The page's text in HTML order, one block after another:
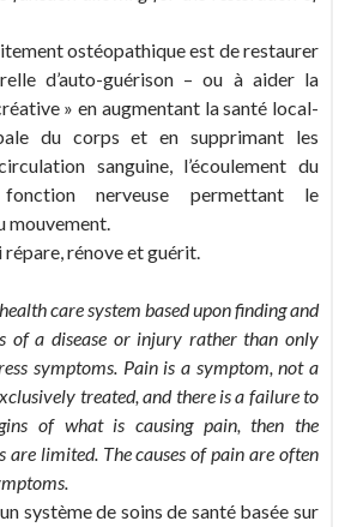
ostéopathique est de restaurer
d’auto-guérison – ou à aider la
» en augmentant la santé local-
du corps et en supprimant les
sanguine, l’écoulement du
nerveuse permettant le
mouvement.
répare, rénove et guérit.
care system based upon finding and
of a disease or injury rather than only
symptoms. Pain is a symptom, not a
treated, and there is a failure to
of what is causing pain, then the
are limited. The causes of pain are often
système de soins de santé basée sur